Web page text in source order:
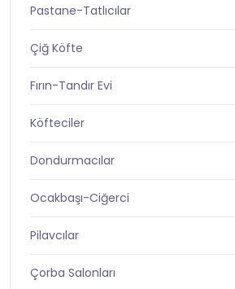
Pastane-Tatlıcılar
Çiğ Köfte
Fırın-Tandır Evi
Köfteciler
Dondurmacılar
Ocakbaşı-Ciğerci
Pilavcılar
Çorba Salonları